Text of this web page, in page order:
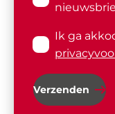
Ik ga
Verzenden